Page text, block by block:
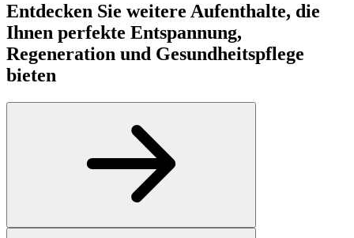
Entdecken Sie weitere Aufenthalte, die
Ihnen perfekte Entspannung,
Regeneration und Gesundheitspflege
bieten